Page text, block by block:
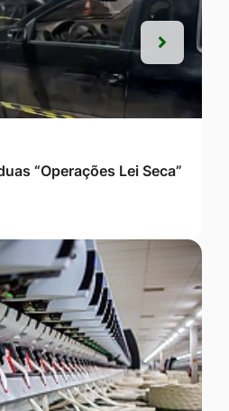
“Operações Lei Seca”
Próxima